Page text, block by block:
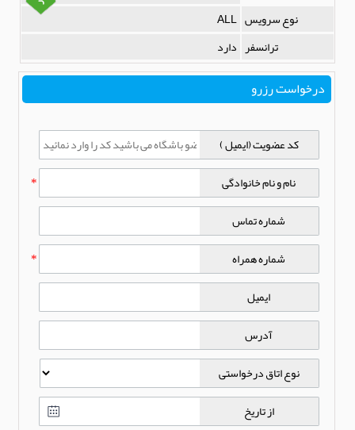
نوع سرویس ALL
ترانسفر دارد
درخواست رزرو
کد عضویت (ایمیل )
نام و نام خانوادگی
*
شماره تماس
شماره همراه
*
ایمیل
آدرس
نوع اتاق درخواستی
از تاریخ